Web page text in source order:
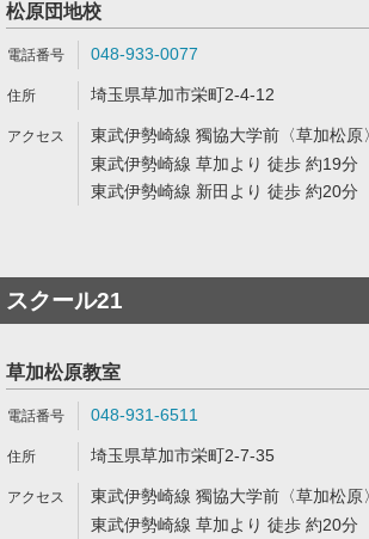
松原団地校
048-933-0077
埼玉県草加市栄町2-4-12
東武伊勢崎線 獨協大学前〈草加松
東武伊勢崎線 草加より 徒歩 約19分
東武伊勢崎線 新田より 徒歩 約20分
スクール21
草加松原教室
048-931-6511
埼玉県草加市栄町2-7-35
東武伊勢崎線 獨協大学前〈草加松
東武伊勢崎線 草加より 徒歩 約20分